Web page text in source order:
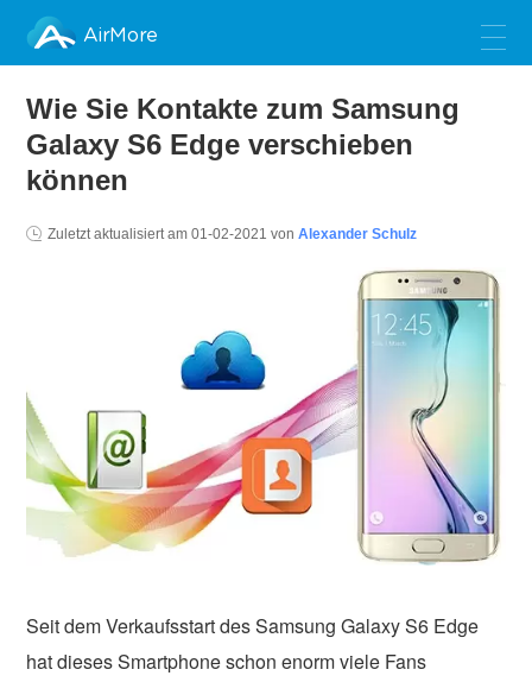
AirMore
Wie Sie Kontakte zum Samsung
Galaxy S6 Edge verschieben
können
Zuletzt aktualisiert am01-02-2021 vonAlexander Schulz
Seit dem Verkaufsstart des Samsung Galaxy S6 Edge
hat dieses Smartphone schon enorm viele Fans